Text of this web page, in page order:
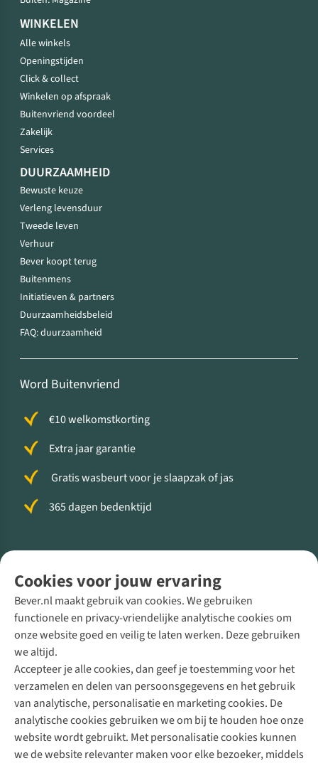
Cookies voor jouw ervaring
Bever.nl maakt gebruik van cookies. We gebruiken
functionele en privacy-vriendelijke analytische cookies om
onze website goed en veilig te laten werken. Deze gebruiken
we altijd.
Accepteer je alle cookies, dan geef je toestemming voor het
verzamelen en delen van persoonsgegevens en het gebruik
van analytische, personalisatie en marketing cookies. De
analytische cookies gebruiken we om bij te houden hoe onze
website wordt gebruikt. Met personalisatie cookies kunnen
we de website relevanter maken voor elke bezoeker, middels
WINKELEN
Alle winkels
Openingstijden
Click & collect
Winkelen op afspraak
Buitenvriend voordeel
Zakelijk
Services
DUURZAAMHEID
Bewuste keuze
Verleng levensduur
Tweede leven
Verhuur
Bever koopt terug
Buitenmens
Initiatieven & partners
Duurzaamheidsbeleid
FAQ: duurzaamheid
Word Buitenvriend
€10 welkomstkorting
Extra jaar garantie
Gratis wasbeurt voor je slaapzak of jas
365 dagen bedenktijd
Direct advies van een Buitenexpert
+31 (0)85 888 50 88
+31 6 12 28 49 80
Contactformulier